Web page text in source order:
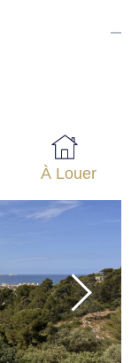
À Louer